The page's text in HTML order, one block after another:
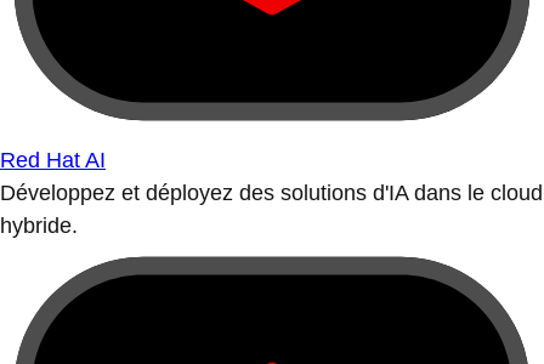
Red Hat AI
Développez et déployez des solutions d'IA dans le cloud
hybride.